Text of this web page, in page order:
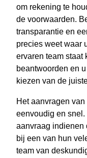
om rekening te
de voorwaarden.
transparantie en
precies weet waar
ervaren team staat
beantwoorden en
kiezen van de
Het aanvragen
eenvoudig en
aanvraag indienen
bij een van hun
team van